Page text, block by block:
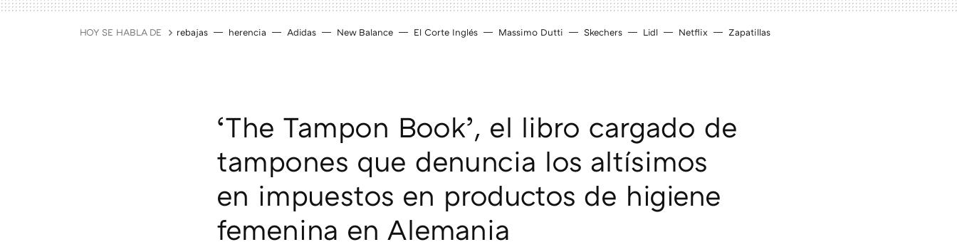
HOY SE HABLA DE rebajas herencia Adidas New Balance El Corte Inglés Massimo Dutti Skechers Lidl Netflix Zapatillas
‘The Tampon Book’, el libro cargado de
tampones que denuncia los altísimos
en impuestos en productos de higiene
femenina en Alemania